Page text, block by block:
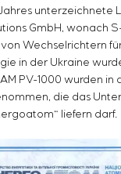
unterzeichnete
GmbH, wonach
Wechselrichtern
in der Ukraine
PV-1000 wurden in
die das
liefern darf.